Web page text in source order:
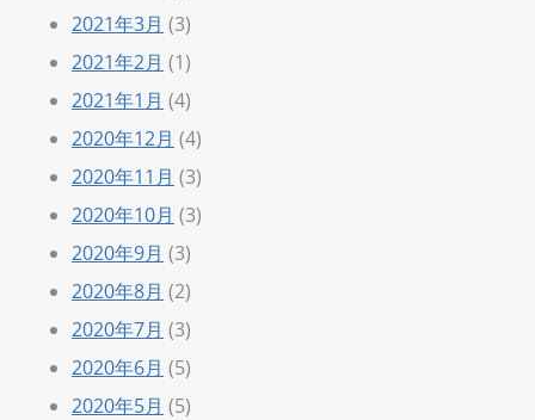
2021年3月 (3)
2021年2月 (1)
2021年1月 (4)
2020年12月 (4)
2020年11月 (3)
2020年10月 (3)
2020年9月 (3)
2020年8月 (2)
2020年7月 (3)
2020年6月 (5)
2020年5月 (5)